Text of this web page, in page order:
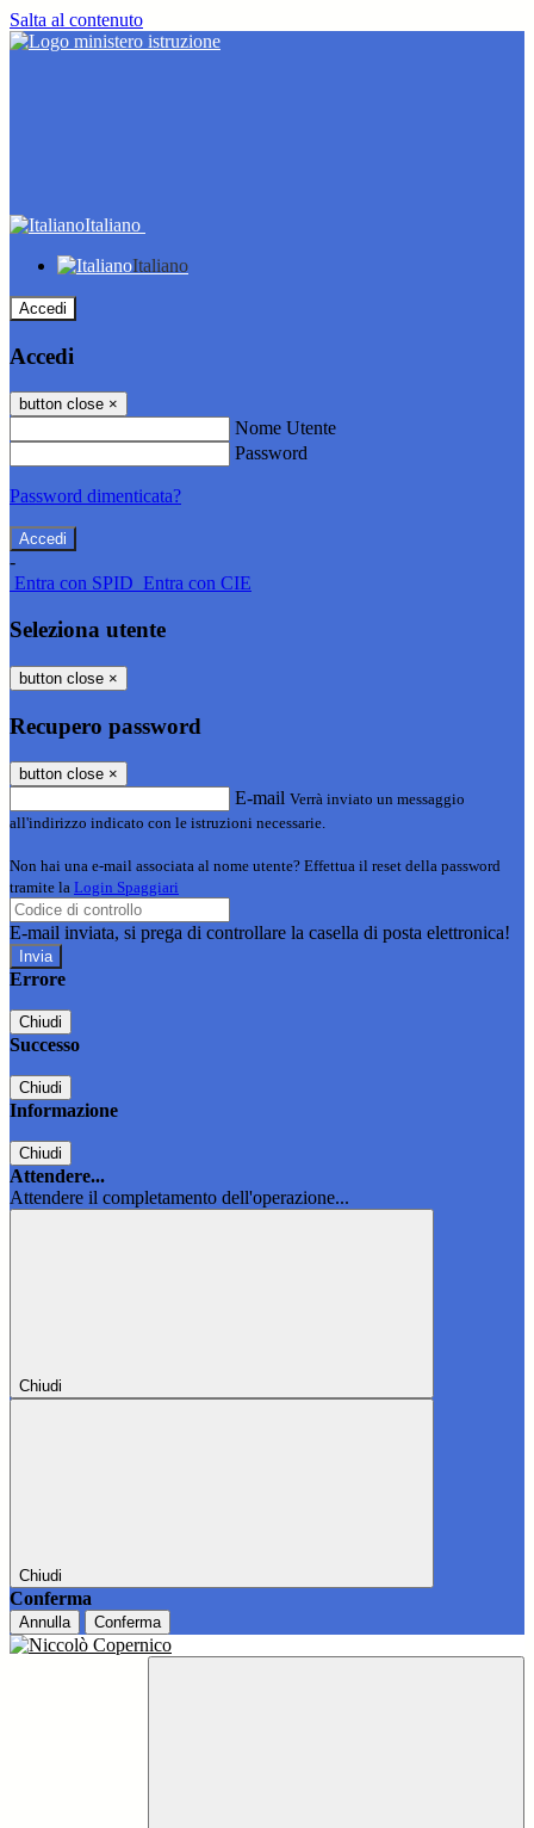
Salta al contenuto
Italiano
Italiano
Accedi
Accedi
button close ×
Nome Utente
Password
Password dimenticata?
-
Entra con SPID Entra con CIE
Seleziona utente
button close ×
Recupero password
button close ×
E-mail Verrà inviato un messaggio
all'indirizzo indicato con le istruzioni necessarie.
Non hai una e-mail associata al nome utente? Effettua il reset della password
tramite la Login Spaggiari
E-mail inviata, si prega di controllare la casella di posta elettronica!
Errore
Chiudi
Successo
Chiudi
Informazione
Chiudi
Attendere...
Attendere il completamento dell'operazione...
Chiudi
Chiudi
Conferma
Annulla Conferma